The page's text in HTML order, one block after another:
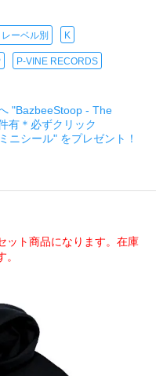
レーベル別 K
P-VINE RECORDS
"BazbeeStoop - The
有＊必ずクリック
ニシール" をプレゼント！
ット商品になります。在庫